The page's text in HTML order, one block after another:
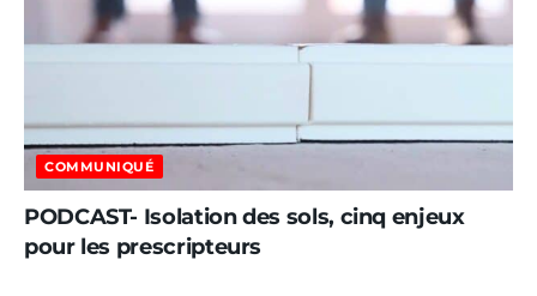
COMMUNIQUÉ
PODCAST- Isolation des sols, cinq enjeux
pour les prescripteurs